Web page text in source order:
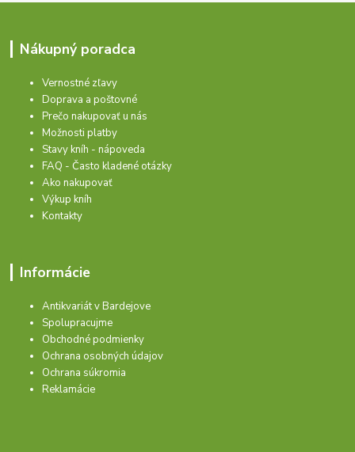
Nákupný poradca
Vernostné zľavy
Doprava a poštovné
Prečo nakupovať u nás
Možnosti platby
Stavy kníh - nápoveda
FAQ - Často kladené otázky
Ako nakupovať
Výkup kníh
Kontakty
Informácie
Antikvariát v Bardejove
Spolupracujme
Obchodné podmienky
Ochrana osobných údajov
Ochrana súkromia
Reklamácie